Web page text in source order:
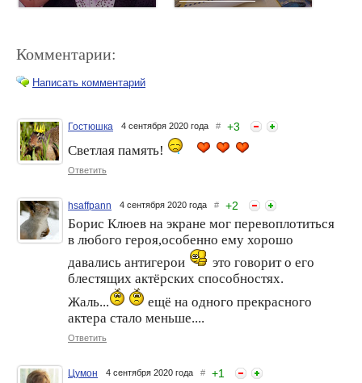
Умер актер Виталий
Альшанский
Умер Кирк Дуглас
Дочка Бориса Немцова
собирается замуж
Комментарии:
Написать комментарий
Гостюшка 4 сентября 2020 года # +3
Светлая память!
Ответить
hsaffpann 4 сентября 2020 года # +2
Борис Клюев на экране мог перевоплотиться
в любого героя,особенно ему хорошо
давались антигерои
это говорит о его
блестящих актёрских способностях.
Жаль...
ещё на одного прекрасного
актера стало меньше....
Ответить
Цумон 4 сентября 2020 года # +1